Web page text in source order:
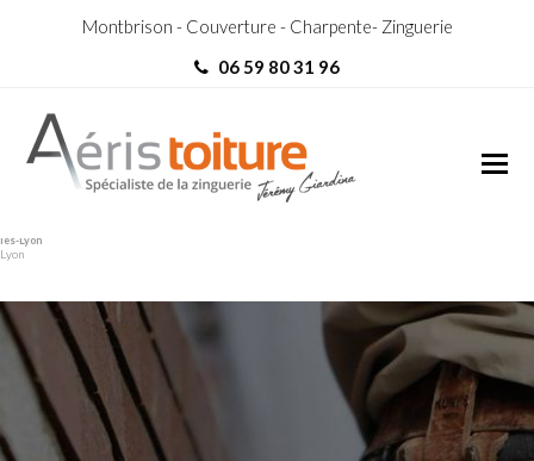
Montbrison - Couverture - Charpente- Zinguerie
06 59 80 31 96
lès-Lyon
Lyon